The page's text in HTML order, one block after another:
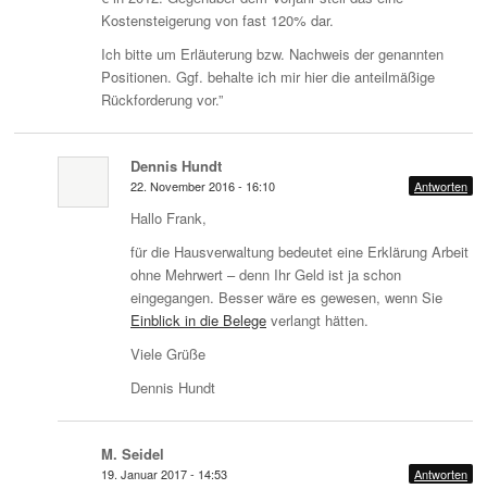
Kostensteigerung von fast 120% dar.
Ich bitte um Erläuterung bzw. Nachweis der genannten
Positionen. Ggf. behalte ich mir hier die anteilmäßige
Rückforderung vor.”
Dennis Hundt
22. November 2016 - 16:10 Antworten
Hallo Frank,
für die Hausverwaltung bedeutet eine Erklärung Arbeit
ohne Mehrwert – denn Ihr Geld ist ja schon
eingegangen. Besser wäre es gewesen, wenn Sie
Einblick in die Belege verlangt hätten.
Viele Grüße
Dennis Hundt
M. Seidel
19. Januar 2017 - 14:53 Antworten